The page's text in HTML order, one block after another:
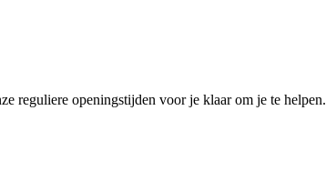
reguliere openingstijden voor je klaar om je te helpen.